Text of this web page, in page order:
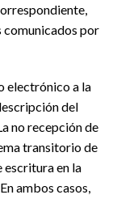
comunicados por
electrónico a la
del
no recepción de
transitorio de
escritura en la
ambos casos,